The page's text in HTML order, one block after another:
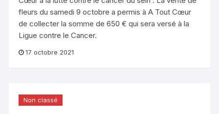
fleurs du samedi 9 octobre a permis à A Tout Cœur
de collecter la somme de 650 € qui sera versé à la
Ligue contre le Cancer.
17 octobre 2021
Non classé